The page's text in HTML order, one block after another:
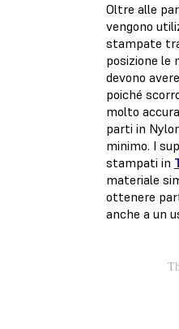
Oltre alle
vengono
stampate
posizione le
devono
poiché
molto
parti in
minimo. I
stampati in
materiale
ottenere
anche a un